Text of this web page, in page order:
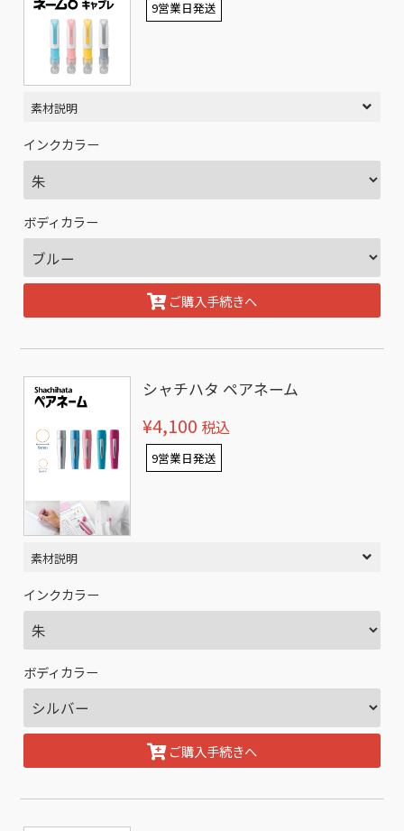
9営業日発送
素材説明
インクカラー
ボディカラー
ご購入手続きへ
シャチハタ ペアネーム
¥4,100 税込
9営業日発送
素材説明
インクカラー
ボディカラー
ご購入手続きへ